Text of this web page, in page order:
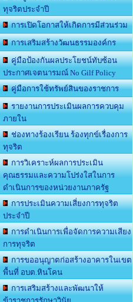
ทุจริตประจำปี
การเปิดโอกาสให้เกิดการมีส่วนร่วม
การเสริมสร้างวัฒนธรรมองค์กร
คู่มือป้องกันผลประโยชน์ทับซ้อน
ประกาศเจตนารมณ์ No Gilf Policy
คู่มือการใช้ทรัพย์สินของราชการ
รายงานการประเมินผลการควบคุม
ภายใน
ช่องทางร้องเรียน ร้องทุกข์เรื่องการ
ทุจริต
การวิเคราะห์ผลการประเมิน
คุณธรรมและความโปร่งใสในการ
ดำเนินการของหน่วยงานภาครัฐ
การประเมินความเสี่ยงการทุจริต
ประจำปี
การดำเนินการเพื่อจัดการความเสียง
การทุจริต
การขออนุญาตก่อสร้างอาคารในเขต
พื้นที่ อบต.หินโคน
การเสริมสร้างและพัฒนาให้